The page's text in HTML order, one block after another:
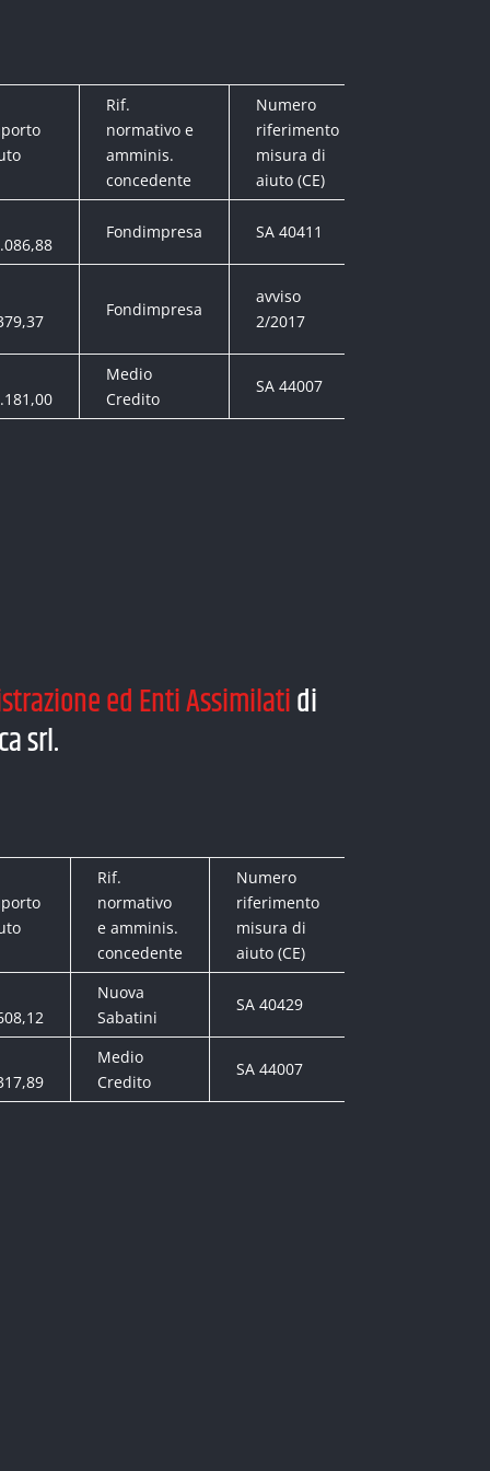
Rif.
normativo e
amminis.
concedente
Numero
riferimento
misura di
aiuto (CE)
Fondimpresa SA 40411
Fondimpresa
avviso
2/2017
Medio
Credito
SA 44007
ed Enti Assimilatidi
srl.
Rif.
normativo
e amminis.
concedente
Numero
riferimento
misura di
aiuto (CE)
Nuova
Sabatini
SA 40429
Medio
Credito
SA 44007